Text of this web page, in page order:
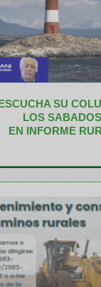
SU
LOS SABADOS
EN INFORME